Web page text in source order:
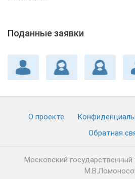
Поданные заявки
О проекте
Обратная
Московский государственный